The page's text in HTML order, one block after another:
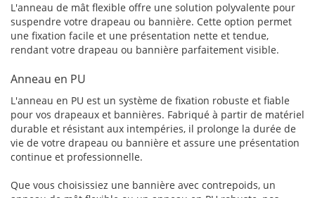
L'anneau de mât flexible offre une solution polyvalente pour
suspendre votre drapeau ou bannière. Cette option permet
une fixation facile et une présentation nette et tendue,
rendant votre drapeau ou bannière parfaitement visible.
Anneau en PU
L'anneau en PU est un système de fixation robuste et fiable
pour vos drapeaux et bannières. Fabriqué à partir de matériel
durable et résistant aux intempéries, il prolonge la durée de
vie de votre drapeau ou bannière et assure une présentation
continue et professionnelle.
Que vous choisissiez une bannière avec contrepoids, un